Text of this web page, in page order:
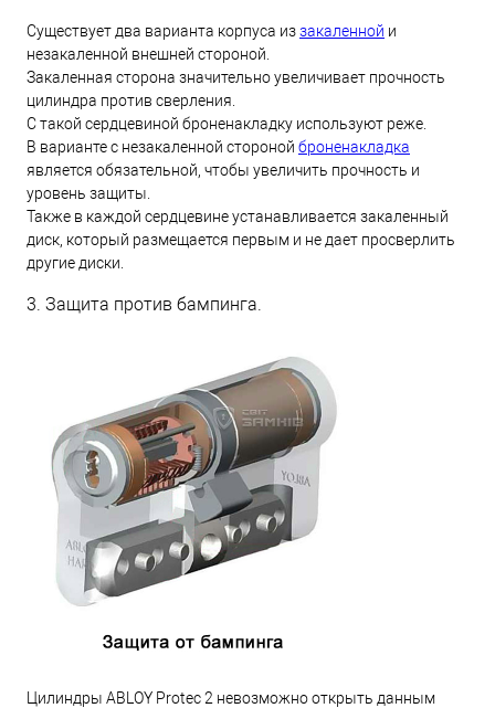
Существует два варианта корпуса иззакаленной и
незакаленной внешней стороной.
Закаленная сторона значительно увеличивает прочность
цилиндра против сверления.
С такой сердцевиной броненакладку используют реже.
В варианте с незакаленной стороной броненакладка
является обязательной, чтобы увеличить прочность и
уровень защиты.
Также в каждой сердцевине устанавливается закаленный
диск, который размещается первым и не дает просверлить
другие диски.
3. Защита против бампинга.
Цилиндры ABLOY Protec 2 невозможно открыть данным